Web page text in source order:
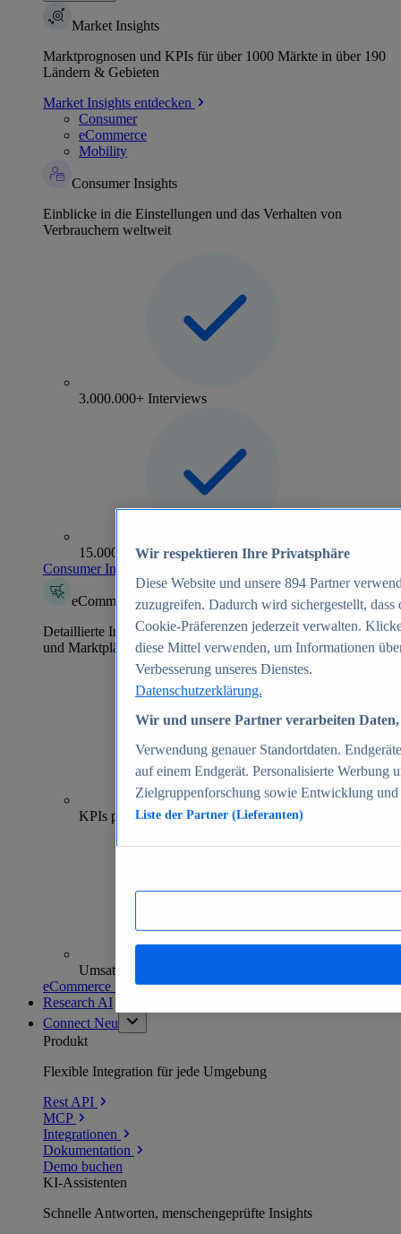
Market Insights
Marktprognosen und KPIs für über 1000 Märkte in über 190
Ländern & Gebieten
Market Insights entdecken
Consumer
eCommerce
Mobility
Consumer Insights
Einblicke in die Einstellungen und das Verhalten von
Verbrauchern weltweit
3.000.000+ Interviews
15.000+ Marken
Consumer Insights entdecken
eCommerce Insights
Detaillierte Informationen zu mehr als 39.000 Online-Shops
und Marktplätzen
70+
KPIs pro Shop
Umsatzanalysen und -prognosen
eCommerce Insights entdecken
Research AI
Connect Neu
Produkt
Flexible Integration für jede Umgebung
Rest API
MCP
Integrationen
Dokumentation
Demo buchen
KI-Assistenten
Schnelle Antworten, menschengeprüfte Insights
Wir respektieren Ihre Privatsphäre
Diese Website und unsere 894 Partner
zuzugreifen. Dadurch wird sichergestellt,
Cookie-Präferenzen jederzeit verwalten.
diese Mittel verwenden, um Informationen
Verbesserung unseres Dienstes.
Datenschutzerklärung.
Wir und unsere Partner verarbeiten
Verwendung genauer Standortdaten.
auf einem Endgerät. Personalisierte Werbung
Zielgruppenforschung sowie Entwicklung
Liste der Partner (Lieferanten)